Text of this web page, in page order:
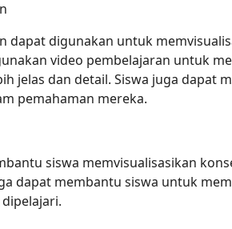
dapat digunakan untuk
video pembelajaran untuk
jelas dan detail. Siswa juga dapat
pemahaman mereka.
siswa memvisualisasikan
dapat membantu siswa untuk